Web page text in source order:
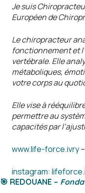
Je suis
Européen de
Le chiropracteur
fonctionnement et
vertébrale. Elle
métaboliques,
votre corps au
Elle vise à
permettre au
capacités par
www.life-force.ivry
instagram:
🎯 REDOUANE –